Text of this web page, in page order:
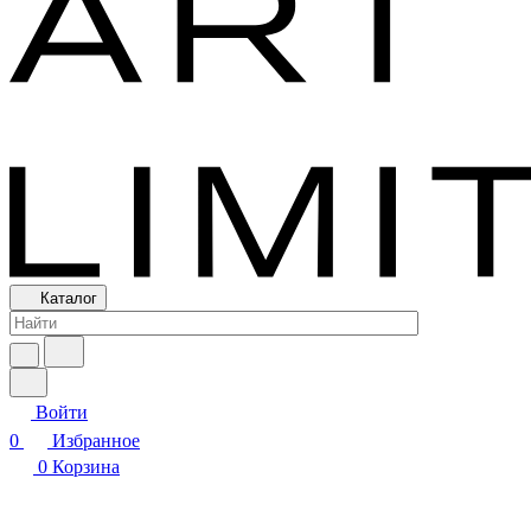
Каталог
Войти
0
Избранное
0 Корзина